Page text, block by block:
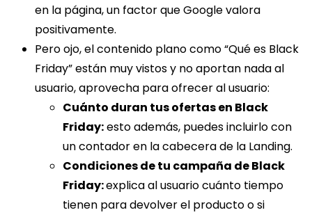
en la página, un factor que Google valora
positivamente.
Pero ojo, el contenido plano como “Qué es Black
Friday” están muy vistos y no aportan nada al
usuario, aprovecha para ofrecer al usuario:
Cuánto duran tus ofertas en Black
Friday:esto además, puedes incluirlo con
un contador en la cabecera de la Landing.
Condiciones de tu campaña de Black
Friday:explica al usuario cuánto tiempo
tienen para devolver el producto o si